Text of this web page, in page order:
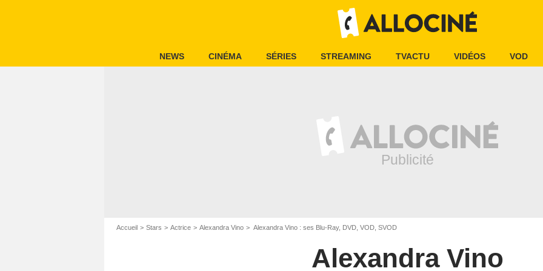
NEWS CINÉMA SÉRIES STREAMING TVACTU VIDÉOS VOD
Accueil Stars Actrice Alexandra Vino Alexandra Vino : ses Blu-Ray, DVD, VOD, SVOD
Alexandra Vino